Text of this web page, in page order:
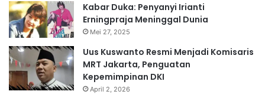
Kabar Duka: Penyanyi Irianti
Erningpraja Meninggal Dunia
Mei 27, 2025
Uus Kuswanto Resmi Menjadi Komisaris
MRT Jakarta, Penguatan
Kepemimpinan DKI
April 2, 2026